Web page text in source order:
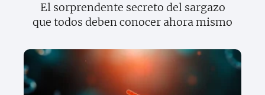
El sorprendente secreto del sargazo
que todos deben conocer ahora mismo